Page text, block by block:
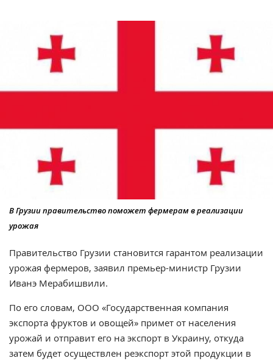
В Грузии правительство поможет фермерам в реализации
урожая
Правительство Грузии становится гарантом реализации
урожая фермеров, заявил премьер-министр Грузии
Иванэ Мерабишвили.
По его словам, ООО «Государственная компания
экспорта фруктов и овощей» примет от населения
урожай и отправит его на экспорт в Украину, откуда
затем будет осуществлен реэкспорт этой продукции в